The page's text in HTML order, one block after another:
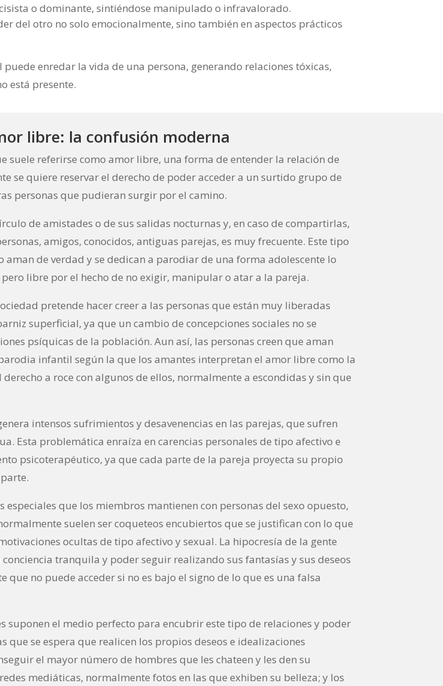
o dominante, sintiéndose manipulado o infravalorado.
del otro no solo emocionalmente, sino también en aspectos prácticos
enredar la vida de una persona, generando relaciones tóxicas,
está presente.
libre: la confusión moderna
suele referirse como amor libre, una forma de entender la relación de
se quiere reservar el derecho de poder acceder a un surtido grupo de
personas que pudieran surgir por el camino.
de amistades o de sus salidas nocturnas y, en caso de compartirlas,
amigos, conocidos, antiguas parejas, es muy frecuente. Este tipo
aman de verdad y se dedican a parodiar de una forma adolescente lo
libre por el hecho de no exigir, manipular o atar a la pareja.
pretende hacer creer a las personas que están muy liberadas
superficial, ya que un cambio de concepciones sociales no se
psíquicas de la población. Aun así, las personas creen que aman
infantil según la que los amantes interpretan el amor libre como la
a roce con algunos de ellos, normalmente a escondidas y sin que
intensos sufrimientos y desavenencias en las parejas, que sufren
Esta problemática enraíza en carencias personales de tipo afectivo e
psicoterapéutico, ya que cada parte de la pareja proyecta su propio
que los miembros mantienen con personas del sexo opuesto,
suelen ser coqueteos encubiertos que se justifican con lo que
ocultas de tipo afectivo y sexual. La hipocresía de la gente
tranquila y poder seguir realizando sus fantasías y sus deseos
no puede acceder si no es bajo el signo de lo que es una falsa
suponen el medio perfecto para encubrir este tipo de relaciones y poder
se espera que realicen los propios deseos e idealizaciones
el mayor número de hombres que les chateen y les den su
mediáticas, normalmente fotos en las que exhiben su belleza; y los